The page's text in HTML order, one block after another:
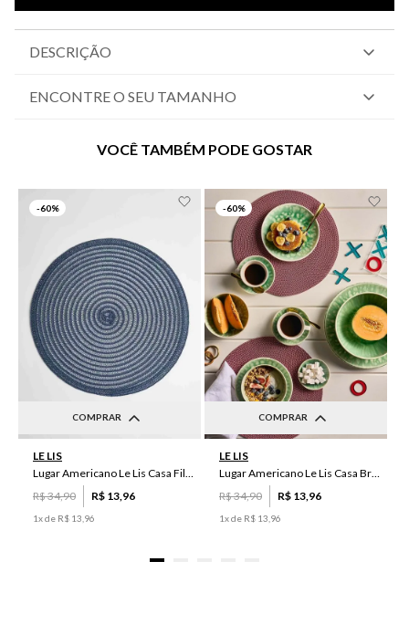
DESCRIÇÃO
ENCONTRE O SEU TAMANHO
VOCÊ TAMBÉM PODE GOSTAR
-60%
COMPRAR
LE LIS
Lugar Americano Le Lis Casa Filipa
R$34,90 R$ 13 96
1x de R$ 13 96
-60%
COMPRAR
LE LIS
Lugar Americano Le Lis Casa Brenda
R$34,90 R$ 13 96
1x de R$ 13 96